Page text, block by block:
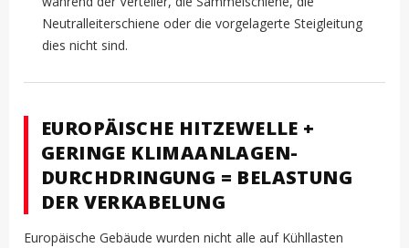
Neutralleiterschiene oder die vorgelagerte Steigleitung
dies nicht sind.
EUROPÄISCHE HITZEWELLE +
GERINGE KLIMAANLAGEN-
DURCHDRINGUNG = BELASTUNG
DER VERKABELUNG
Europäische Gebäude wurden nicht alle auf Kühllasten